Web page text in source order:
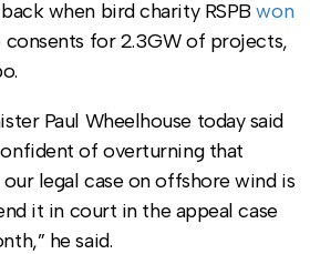
when bird charity RSPBwon
consents for 2.3GW of projects,
Paul Wheelhouse today said
of overturning that
legal case on offshore wind is
it in court in the appeal case
he said.